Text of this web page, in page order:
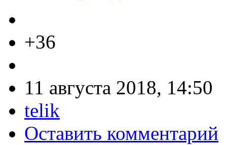
+36
11 августа 2018, 14:50
telik
Оставить комментарий